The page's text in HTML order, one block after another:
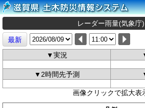
レーダー雨量(気象庁)
最新
▼実況
▼2時間先予測
画像クリックで拡大表